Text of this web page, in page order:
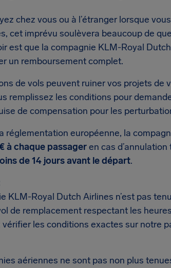
chez vous ou à l’étranger lorsque
cet imprévu soulèvera beaucoup de
est que la compagnie KLM-Royal
un remboursement complet.
de vols peuvent ruiner vos projets de
remplissez les conditions pour
de compensation pour les
réglementation européenne, la
à chaque passageren cas
de 14 jours avant le départ.
KLM-Royal Dutch Airlines n’est pas
de remplacement respectant les
vérifier les conditions exactes sur notre
aériennes ne sont pas non plus